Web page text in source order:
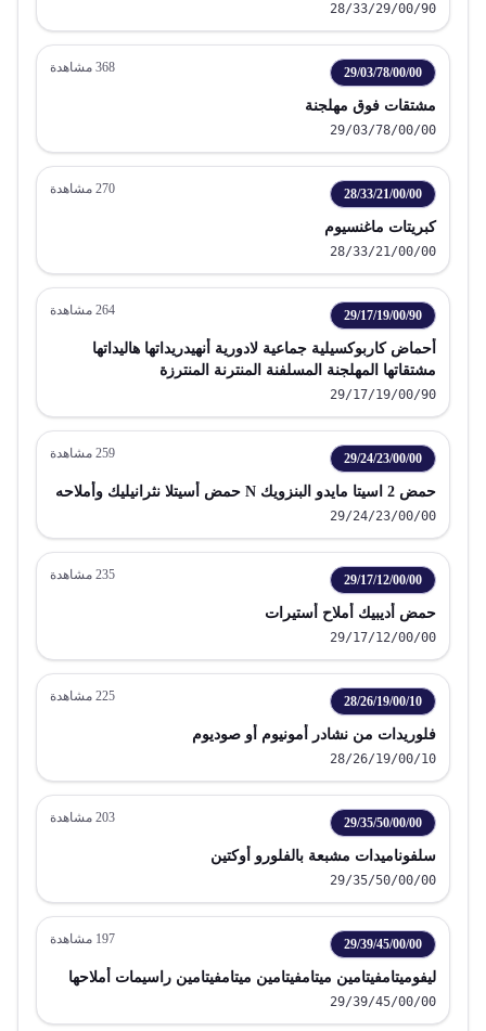
28/33/29/00/90
29/03/78/00/00
368 مشاهدة
مشتقات فوق مهلجنة
29/03/78/00/00
28/33/21/00/00
270 مشاهدة
كبريتات ماغنسيوم
28/33/21/00/00
29/17/19/00/90
264 مشاهدة
أحماض كاربوكسيلية جماعية لادورية أنهيدريداتها هاليداتها
مشتقاتها المهلجنة المسلفنة المنترنة المنترزة
29/17/19/00/90
29/24/23/00/00
259 مشاهدة
حمض 2 اسيتا مايدو البنزويك N حمض أسيتلا نثرانيليك وأملاحه
29/24/23/00/00
29/17/12/00/00
235 مشاهدة
حمض أديبيك أملاح أستيرات
29/17/12/00/00
28/26/19/00/10
225 مشاهدة
فلوريدات من نشادر أمونيوم أو صوديوم
28/26/19/00/10
29/35/50/00/00
203 مشاهدة
سلفوناميدات مشبعة بالفلورو أوكتين
29/35/50/00/00
29/39/45/00/00
197 مشاهدة
ليفوميتامفيتامين ميتامفيتامين ميتامفيتامين راسيمات أملاحها
29/39/45/00/00